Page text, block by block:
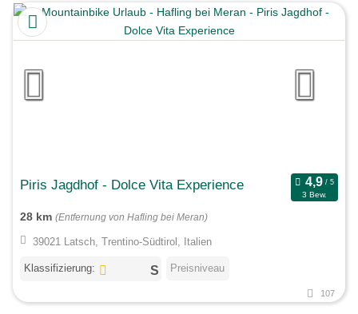
Piris Jagdhof - Dolce Vita Experience
3 Bew.
28 km (Entfernung von Hafling bei Meran)
39021 Latsch, Trentino-Südtirol, Italien
Klassifizierung: Preisniveau
107